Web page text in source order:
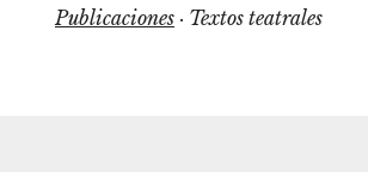
Publicaciones · Textos teatrales